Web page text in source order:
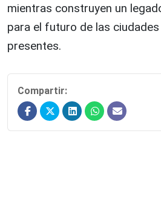
mientras construyen un
para el futuro de las
presentes.
Compartir: